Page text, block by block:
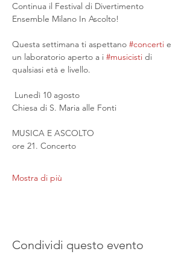
Continua il Festival di Divertimento
Ensemble Milano In Ascolto!
Questa settimana ti aspettano #concerti e
un laboratorio aperto a i #musicisti di
qualsiasi età e livello.
Lunedì 10 agosto
Chiesa di S. Maria alle Fonti
MUSICA E ASCOLTO
ore 21. Concerto
Mostra di più
Condividi questo evento